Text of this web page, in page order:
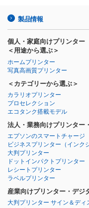
製品情報
個人・家庭向けプリンター
＜用途から選ぶ＞
ホームプリンター
写真高画質プリンター
＜カテゴリーから選ぶ＞
カラリオプリンター
プロセレクション
エコタンク搭載モデル
法人・業務向けプリンター
エプソンのスマートチャージ
ビジネスプリンター （インク
大判プリンター
ドットインパクトプリンター
レシートプリンター
ラベルプリンター
産業向けプリンター・デジ
大判プリンター サイン＆ディ